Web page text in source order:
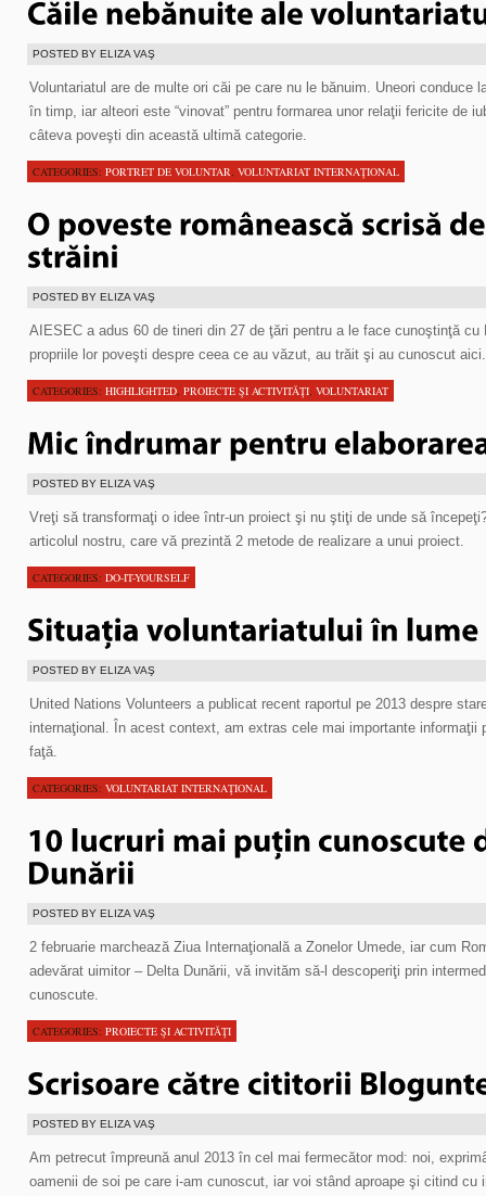
POSTED BY ELIZA VAŞ
Voluntariatul are de multe ori căi pe care nu le bănuim. Uneori conduce
în timp, iar alteori este “vinovat” pentru formarea unor relaţii fericite de
câteva poveşti din această ultimă categorie.
CATEGORIES: PORTRET DE VOLUNTAR, VOLUNTARIAT INTERNAŢIONAL
POSTED BY ELIZA VAŞ
AIESEC a adus 60 de tineri din 27 de ţări pentru a le face cunoştinţă
propriile lor poveşti despre ceea ce au văzut, au trăit şi au cunoscut aici.
CATEGORIES: HIGHLIGHTED, PROIECTE ŞI ACTIVITĂŢI, VOLUNTARIAT
POSTED BY ELIZA VAŞ
Vreţi să transformaţi o idee într-un proiect şi nu ştiţi de unde să
articolul nostru, care vă prezintă 2 metode de realizare a unui proiect.
CATEGORIES: DO-IT-YOURSELF
POSTED BY ELIZA VAŞ
United Nations Volunteers a publicat recent raportul pe 2013 despre
internaţional. În acest context, am extras cele mai importante informaţii
faţă.
CATEGORIES: VOLUNTARIAT INTERNAŢIONAL
POSTED BY ELIZA VAŞ
2 februarie marchează Ziua Internaţională a Zonelor Umede, iar cum
adevărat uimitor – Delta Dunării, vă invităm să-l descoperiţi prin
cunoscute.
CATEGORIES: PROIECTE ŞI ACTIVITĂŢI
POSTED BY ELIZA VAŞ
Am petrecut împreună anul 2013 în cel mai fermecător mod: noi,
oamenii de soi pe care i-am cunoscut, iar voi stând aproape şi citind cu